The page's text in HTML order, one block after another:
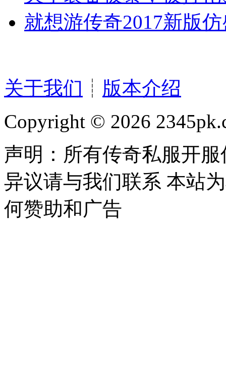
就想游传奇2017新版
关于我们 ┊ 版本介绍
Copyright © 2026
声明：所有传奇私服开
异议请与我们联系 本站
何赞助和广告